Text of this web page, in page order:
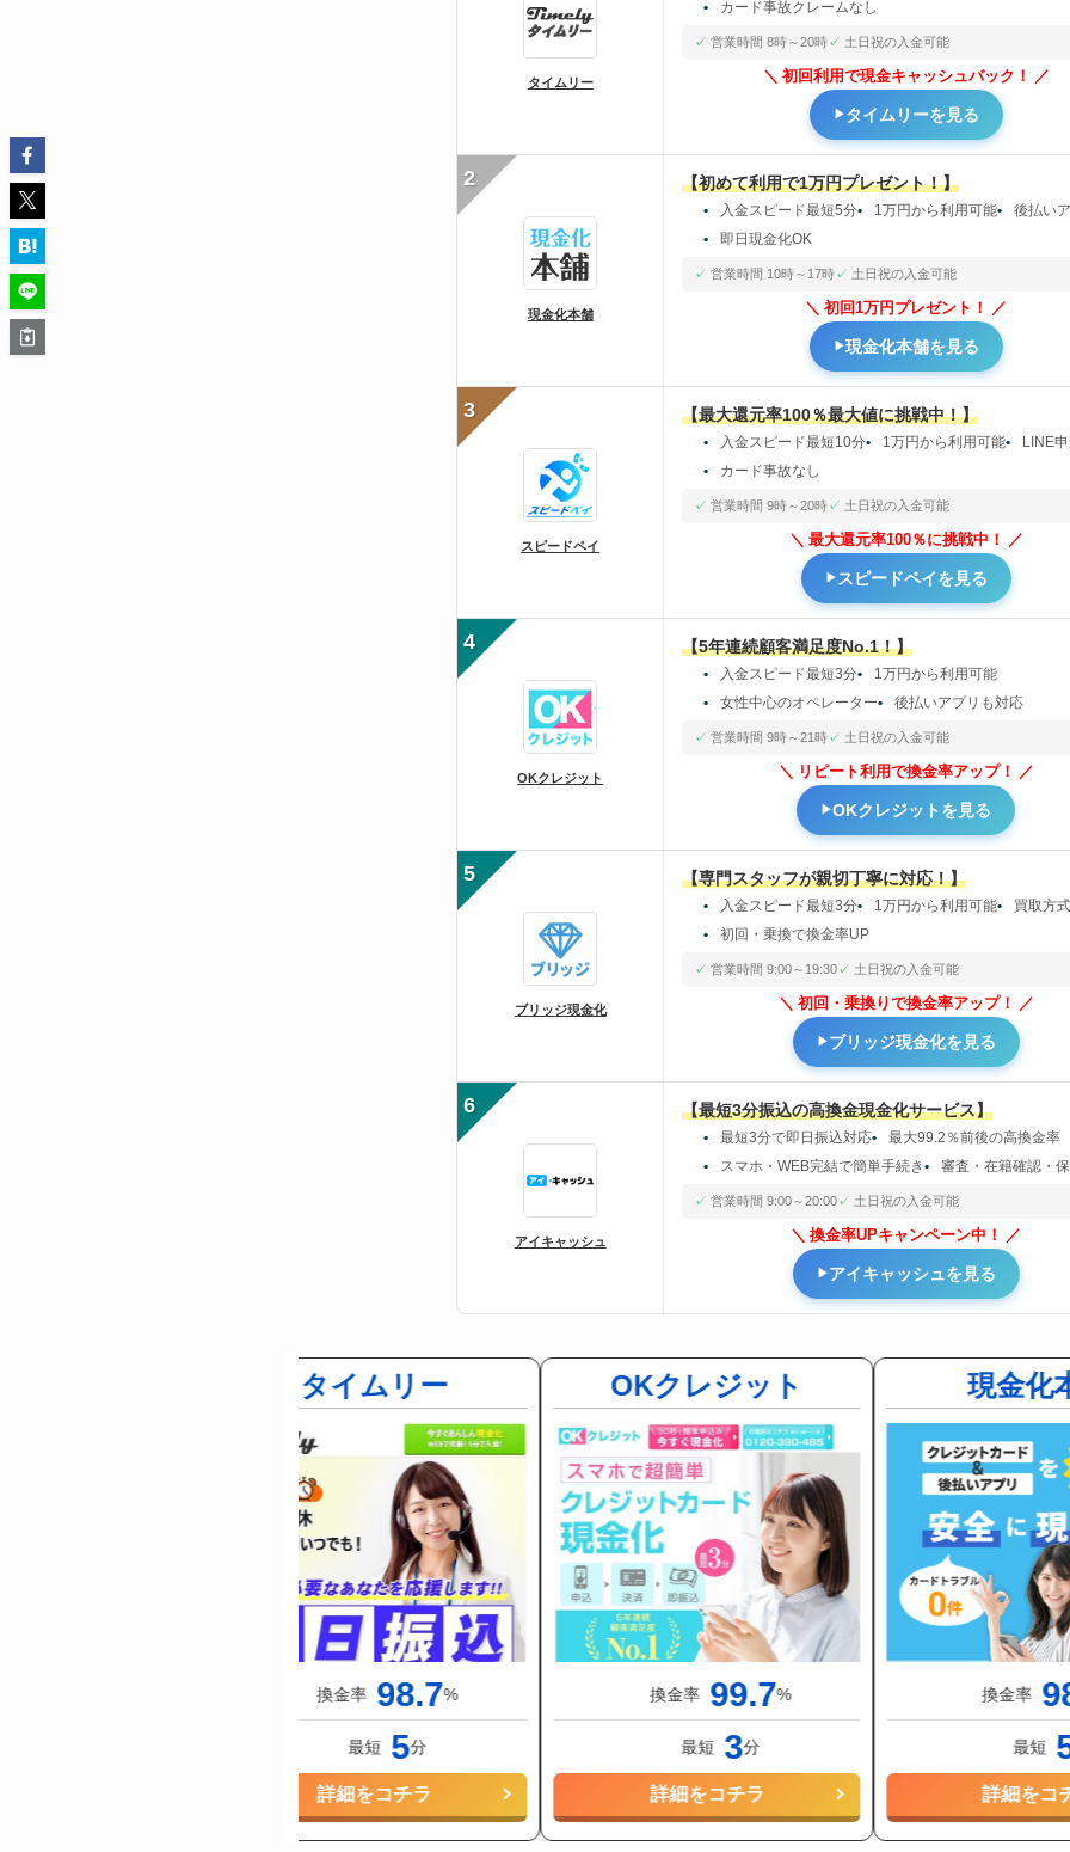
タイムリー
カード事故クレームなし
営業時間 8時～20時 土日祝の入金可能
初回利用で現金キャッシュバック！
タイムリーを見る
2
現金化本舗
【初めて利用で1万円プレゼント！】
入金スピード最短5分 1万円から利用可能
後払い
即日現金化OK
営業時間 10時～17時 土日祝の入金可能
初回1万円プレゼント！
現金化本舗を見る
3
スピードペイ
【最大還元率100％最大値に挑戦中！】
入金スピード最短10分 1万円から利用可能
LINE
カード事故なし
営業時間 9時～20時 土日祝の入金可能
最大還元率100％に挑戦中！
スピードペイを見る
4
OKクレジット
【5年連続顧客満足度No.1！】
入金スピード最短3分
1万円から利用可能
女性中心のオペレーター
後払いアプリも対応
営業時間 9時～21時 土日祝の入金可能
リピート利用で換金率アップ！
OKクレジットを見る
5
ブリッジ現金化
【専門スタッフが親切丁寧に対応！】
入金スピード最短3分 1万円から利用可能
買取方
初回・乗換で換金率UP
営業時間 9:00～19:30 土日祝の入金可能
初回・乗換りで換金率アップ！
ブリッジ現金化を見る
6
アイキャッシュ
【最短3分振込の高換金現金化サービス】
最短3分で即日振込対応
最大99.2％前後の高換金率
スマホ・WEB完結で簡単手続き
審査・在籍確認・
営業時間 9:00～20:00 土日祝の入金可能
換金率UPキャンペーン中！
アイキャッシュを見る
タイムリー
換金率 98.7%
最短 5分
詳細をコチラ
OKクレジット
換金率 99.7%
最短 3分
詳細をコチラ
現金化
換金率
最短
詳細をコ